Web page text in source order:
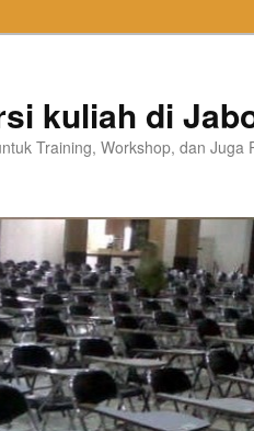
kuliah di
Training, Workshop, dan Juga